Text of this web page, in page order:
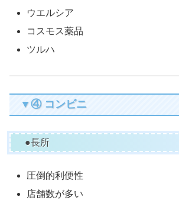
ウエルシア
コスモス薬品
ツルハ
▼④ コンビニ
●長所
圧倒的利便性
店舗数が多い